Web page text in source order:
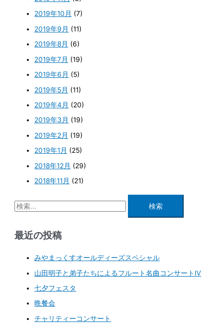
2019年10月 (7)
2019年9月 (11)
2019年8月 (6)
2019年7月 (19)
2019年6月 (5)
2019年5月 (11)
2019年4月 (20)
2019年3月 (19)
2019年2月 (19)
2019年1月 (25)
2018年12月 (29)
2018年11月 (21)
最近の投稿
みやまっくすオールディーズスペシャル
山田明子と弟子たちによるフルート名曲コンサートⅣ
七夕フェスタ
晩餐会
チャリティーコンサート